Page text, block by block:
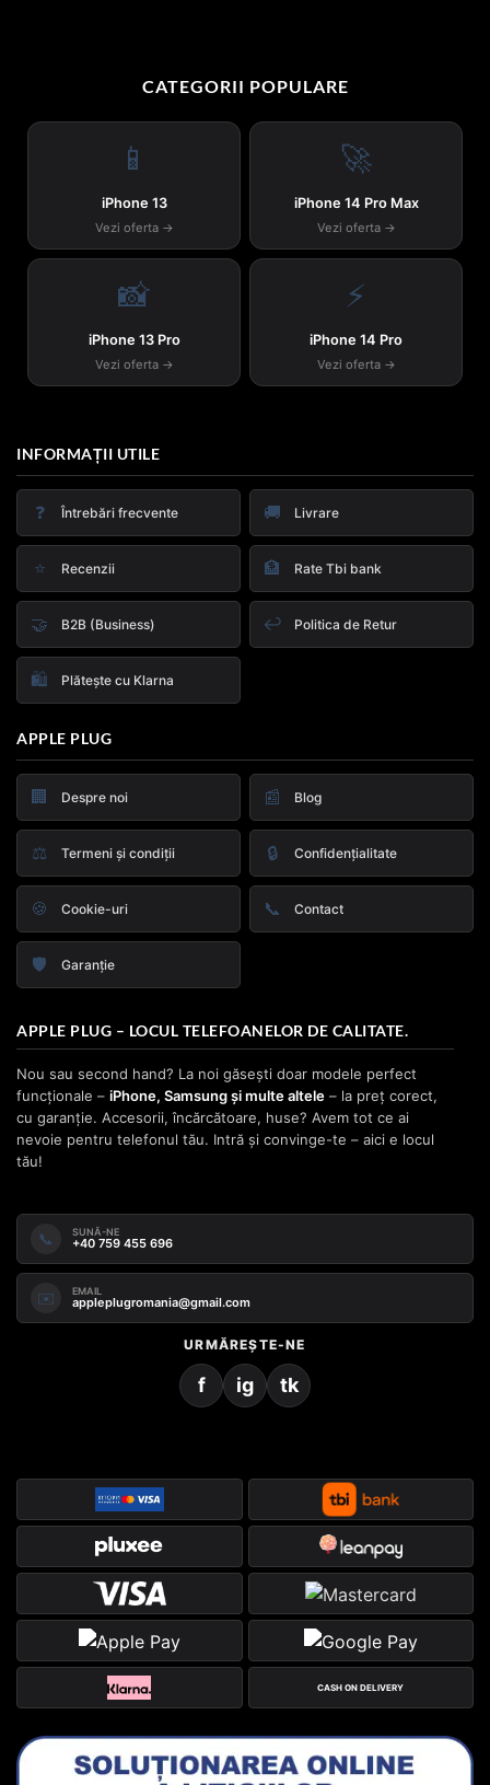
CATEGORII POPULARE
📱
iPhone 13
Vezi oferta →
🚀
iPhone 14 Pro Max
Vezi oferta →
📸
iPhone 13 Pro
Vezi oferta →
⚡
iPhone 14 Pro
Vezi oferta →
INFORMAȚII UTILE
❓ Întrebări frecvente 🚚 Livrare
⭐ Recenzii 🏦 Rate Tbi bank
🤝 B2B (Business) ↩️ Politica de Retur
🛍️ Plătește cu Klarna
APPLE PLUG
🏢 Despre noi 📰 Blog
⚖️ Termeni și condiții 🔒 Confidențialitate
🍪 Cookie-uri 📞 Contact
🛡️ Garanție
APPLE PLUG – LOCUL TELEFOANELOR DE CALITATE.
Nou sau second hand? La noi găsești doar modele perfect
funcționale – iPhone, Samsung și multe altele – la preț corect,
cu garanție. Accesorii, încărcătoare, huse? Avem tot ce ai
nevoie pentru telefonul tău. Intră și convinge-te – aici e locul
tău!
📞 SUNĂ-NE
+40 759 455 696
✉️ EMAIL
appleplugromania@gmail.com
URMĂREȘTE-NE
f ig tk
CASH ON DELIVERY